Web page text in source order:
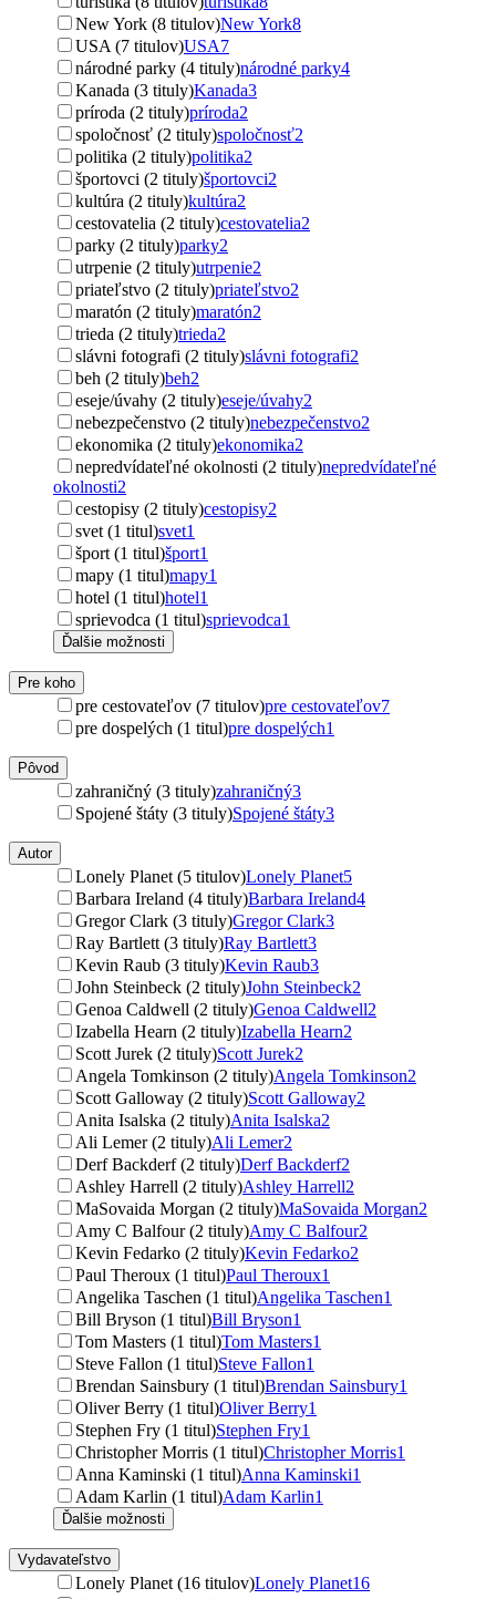
New York (8 titulov)New York8
USA (7 titulov)USA7
národné parky (4 tituly)národné parky4
Kanada (3 tituly)Kanada3
príroda (2 tituly)príroda2
spoločnosť (2 tituly)spoločnosť2
politika (2 tituly)politika2
športovci (2 tituly)športovci2
kultúra (2 tituly)kultúra2
cestovatelia (2 tituly)cestovatelia2
parky (2 tituly)parky2
utrpenie (2 tituly)utrpenie2
priateľstvo (2 tituly)priateľstvo2
maratón (2 tituly)maratón2
trieda (2 tituly)trieda2
slávni fotografi (2 tituly)slávni fotografi2
beh (2 tituly)beh2
eseje/úvahy (2 tituly)eseje/úvahy2
nebezpečenstvo (2 tituly)nebezpečenstvo2
ekonomika (2 tituly)ekonomika2
nepredvídateľné okolnosti (2 tituly)nepredvídateľné
okolnosti2
cestopisy (2 tituly)cestopisy2
svet (1 titul)svet1
šport (1 titul)šport1
mapy (1 titul)mapy1
hotel (1 titul)hotel1
sprievodca (1 titul)sprievodca1
Ďalšie možnosti
Pre koho
pre cestovateľov (7 titulov)pre cestovateľov7
pre dospelých (1 titul)pre dospelých1
Pôvod
zahraničný (3 tituly)zahraničný3
Spojené štáty (3 tituly)Spojené štáty3
Autor
Lonely Planet (5 titulov)Lonely Planet5
Barbara Ireland (4 tituly)Barbara Ireland4
Gregor Clark (3 tituly)Gregor Clark3
Ray Bartlett (3 tituly)Ray Bartlett3
Kevin Raub (3 tituly)Kevin Raub3
John Steinbeck (2 tituly)John Steinbeck2
Genoa Caldwell (2 tituly)Genoa Caldwell2
Izabella Hearn (2 tituly)Izabella Hearn2
Scott Jurek (2 tituly)Scott Jurek2
Angela Tomkinson (2 tituly)Angela Tomkinson2
Scott Galloway (2 tituly)Scott Galloway2
Anita Isalska (2 tituly)Anita Isalska2
Ali Lemer (2 tituly)Ali Lemer2
Derf Backderf (2 tituly)Derf Backderf2
Ashley Harrell (2 tituly)Ashley Harrell2
MaSovaida Morgan (2 tituly)MaSovaida Morgan2
Amy C Balfour (2 tituly)Amy C Balfour2
Kevin Fedarko (2 tituly)Kevin Fedarko2
Paul Theroux (1 titul)Paul Theroux1
Angelika Taschen (1 titul)Angelika Taschen1
Bill Bryson (1 titul)Bill Bryson1
Tom Masters (1 titul)Tom Masters1
Steve Fallon (1 titul)Steve Fallon1
Brendan Sainsbury (1 titul)Brendan Sainsbury1
Oliver Berry (1 titul)Oliver Berry1
Stephen Fry (1 titul)Stephen Fry1
Christopher Morris (1 titul)Christopher Morris1
Anna Kaminski (1 titul)Anna Kaminski1
Adam Karlin (1 titul)Adam Karlin1
Ďalšie možnosti
Vydavateľstvo
Lonely Planet (16 titulov)Lonely Planet16